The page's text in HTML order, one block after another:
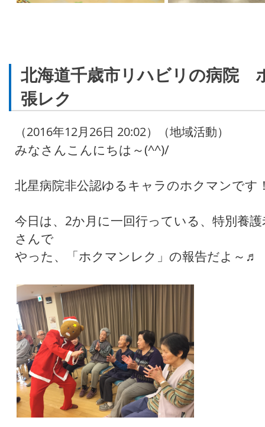
北海道千歳市リハビリの病院
張レク
（2016年12月26日 20:02）（地域活動）
みなさんこんにちは～(^^)/
北星病院非公認ゆるキャラのホクマンです
今日は、2か月に一回行っている、特別養
さんで
やった、「ホクマンレク」の報告だよ～♬